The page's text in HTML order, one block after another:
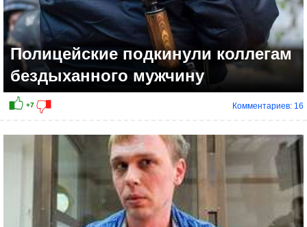
Полицейские подкинули коллегам
бездыханного мужчину
Комментариев: 16